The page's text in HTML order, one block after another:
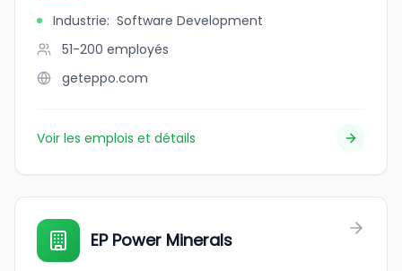
Industrie: Software Development
51-200 employés
geteppo.com
Voir les emplois et détails
EP Power Minerals